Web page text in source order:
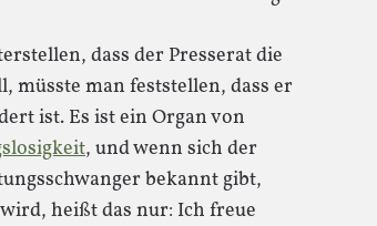
dass der Presserat die
man feststellen, dass er
ist. Es ist ein Organ von
, und wenn sich der
bekannt gibt,
heißt das nur: Ich freue